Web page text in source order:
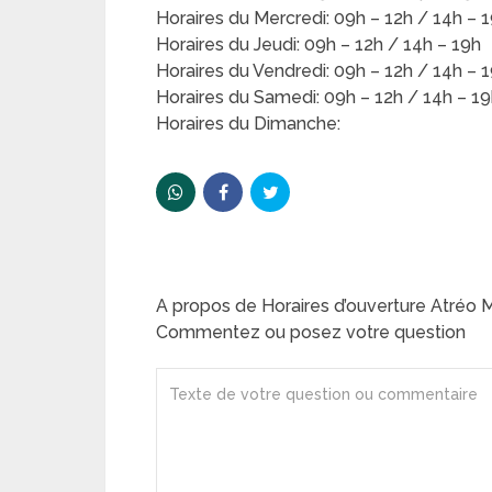
Horaires du Mercredi: 09h – 12h / 14h –
Horaires du Jeudi: 09h – 12h / 14h – 19h
Horaires du Vendredi: 09h – 12h / 14h –
Horaires du Samedi: 09h – 12h / 14h –
Horaires du Dimanche:
A propos de Horaires d’ouverture Atréo
Commentez ou posez votre question